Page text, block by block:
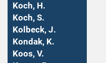
Koch, H.
Koch, S.
Kolbeck, J.
Kondak, K.
Koos, V.